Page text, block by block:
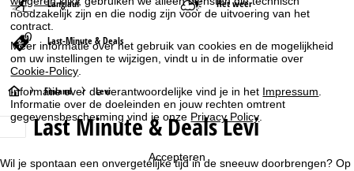
noodzakelijk zijn en die nodig zijn voor de uitvoering van het
contract.
Meer informatie over het gebruik van cookies en de mogelijkheid
om uw instellingen te wijzigen, vindt u in de informatie over
Cookie-Policy
Informatie over de verantwoordelijke vind je in het Impressum
Informatie over de doeleinden en jouw rechten omtrent
gegevensbescherming vind je onze Privacy Policy
Accepteren
Langlauf Het weer
Last-Minute & Deals
S
t
Finland Levi
Last Minute & Deals Levi
Wil je spontaan een onvergetelijke tijd in de sneeuw doorbrengen? Op